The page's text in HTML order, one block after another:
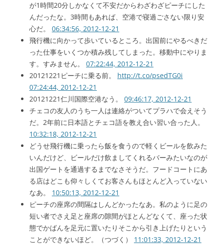
が1時間20分しかなくて不安だからわざわざピーチにした
んだったな。3時間もあれば、空港で寝過ごさない限り安
心だ。 06:34:56, 2012-12-21
飛行機に向かって歩いているところ。出国前にやるべきだ
った仕事をいくつか積み残してしまった。移動中にやりま
す。すみません。 07:22:44, 2012-12-21
20121221ピーチに乗る前。 http://t.co/psedTG0i
07:24:44, 2012-12-21
20121221仁川国際空港なう。 09:46:17, 2012-12-21
チェコの友人のうち一人は連絡がついてプラハで会えそう
だ。2年前に日本語とチェコ語を教え合い習い合った人。
10:32:18, 2012-12-21
どうせ飛行機に乗ったら飯を食うので軽くビールを飲みた
いんだけど、ビールだけ飲ましてくれるバーみたいなのが
出国ゲートを通過するまでなさそうだ。フードコートにあ
る店はどこも仰々しくてお客さんもほとんど入っていない
なあ。 10:50:13, 2012-12-21
ピーチの座席の間隔はしんどかったなあ。私のように足の
短い者でさえ足と座席の隙間がほとんどなくて、座った状
態でかばんを足元に置いたりそこから引き上げたりという
ことができないほど。（つづく） 11:01:33, 2012-12-21